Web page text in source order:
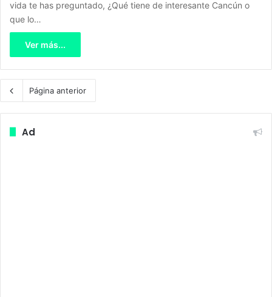
vida te has preguntado, ¿Qué tiene de interesante Cancún o
que lo…
Ver más...
Página anterior
Ad